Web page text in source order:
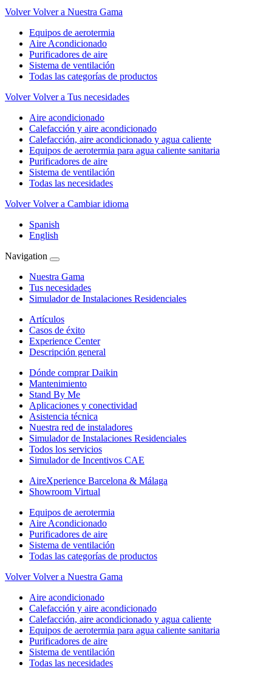
Volver Volver a Nuestra Gama
Equipos de aerotermia
Aire Acondicionado
Purificadores de aire
Sistema de ventilación
Todas las categorías de productos
Volver Volver a Tus necesidades
Aire acondicionado
Calefacción y aire acondicionado
Calefacción, aire acondicionado y agua caliente
Equipos de aerotermia para agua caliente sanitaria
Purificadores de aire
Sistema de ventilación
Todas las necesidades
Volver Volver a Cambiar idioma
Spanish
English
Navigation
Nuestra Gama
Tus necesidades
Simulador de Instalaciones Residenciales
Artículos
Casos de éxito
Experience Center
Descripción general
Dónde comprar Daikin
Mantenimiento
Stand By Me
Aplicaciones y conectividad
Asistencia técnica
Nuestra red de instaladores
Simulador de Instalaciones Residenciales
Todos los servicios
Simulador de Incentivos CAE
AireXperience Barcelona & Málaga
Showroom Virtual
Equipos de aerotermia
Aire Acondicionado
Purificadores de aire
Sistema de ventilación
Todas las categorías de productos
Volver Volver a Nuestra Gama
Aire acondicionado
Calefacción y aire acondicionado
Calefacción, aire acondicionado y agua caliente
Equipos de aerotermia para agua caliente sanitaria
Purificadores de aire
Sistema de ventilación
Todas las necesidades